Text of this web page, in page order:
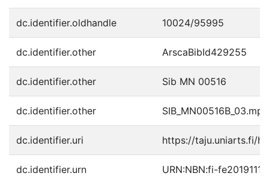
dc.identifier.oldhandle 10024/95995
dc.identifier.other ArscaBibId429255
dc.identifier.other Sib MN 00516
dc.identifier.other SIB_MN00516B_03.mp3
dc.identifier.uri https://taju.uniarts.fi/
dc.identifier.urn URN:NBN:fi-